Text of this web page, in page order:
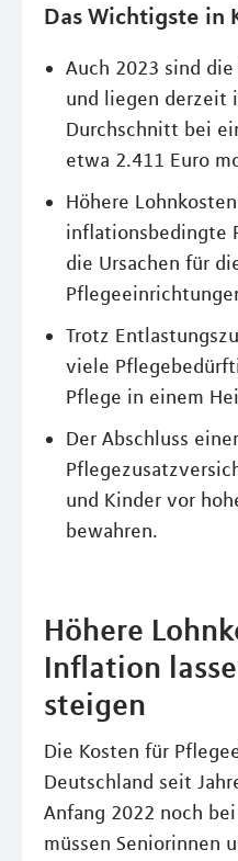
Das Wichtigste in
Auch 2023 sind
und liegen derzeit
Durchschnitt bei
etwa 2.411 Euro
Höhere
inflationsbedingte
die Ursachen für
Trotz
viele
Pflege in einem
Der Abschluss
und Kinder vor
bewahren.
Höhere
Inflation
steigen
Die Kosten für
Deutschland seit
Anfang 2022 noch
müssen Seniorinnen